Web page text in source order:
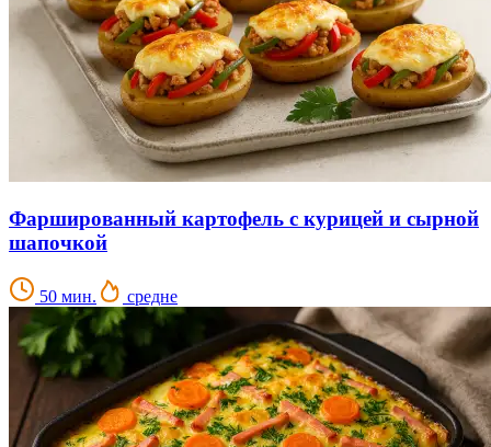
Фаршированный картофель с курицей и сырной
шапочкой
50 мин. средне